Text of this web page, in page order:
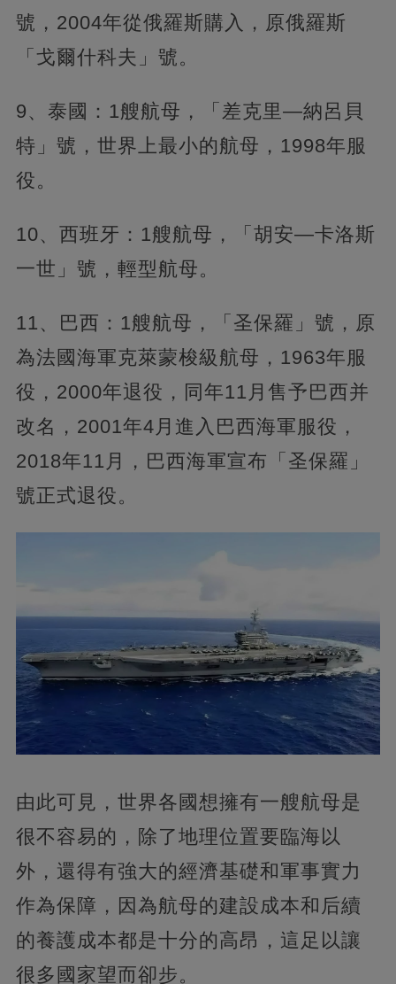
號，2004年從俄羅斯購入，原俄羅斯
「戈爾什科夫」號。
9、泰國：1艘航母，「差克里—納呂貝
特」號，世界上最小的航母，1998年服
役。
10、西班牙：1艘航母，「胡安—卡洛斯
一世」號，輕型航母。
11、巴西：1艘航母，「圣保羅」號，原
為法國海軍克萊蒙梭級航母，1963年服
役，2000年退役，同年11月售予巴西并
改名，2001年4月進入巴西海軍服役，
2018年11月，巴西海軍宣布「圣保羅」
號正式退役。
由此可見，世界各國想擁有一艘航母是
很不容易的，除了地理位置要臨海以
外，還得有強大的經濟基礎和軍事實力
作為保障，因為航母的建設成本和后續
的養護成本都是十分的高昂，這足以讓
很多國家望而卻步。